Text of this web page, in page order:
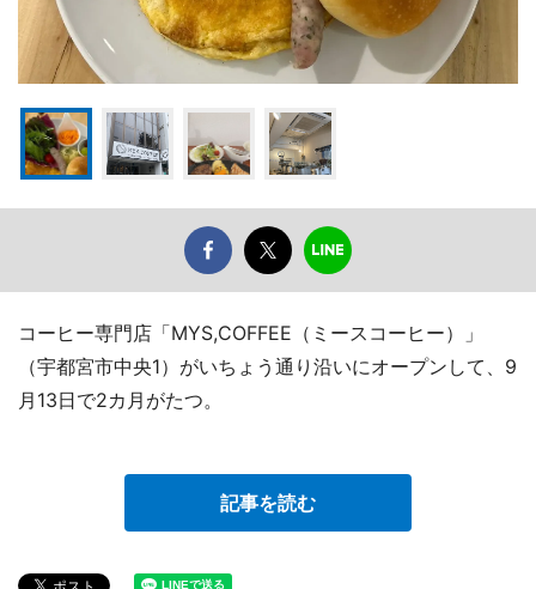
コーヒー専門店「MYS,COFFEE（ミースコーヒー）」
（宇都宮市中央1）がいちょう通り沿いにオープンして、9
月13日で2カ月がたつ。
記事を読む